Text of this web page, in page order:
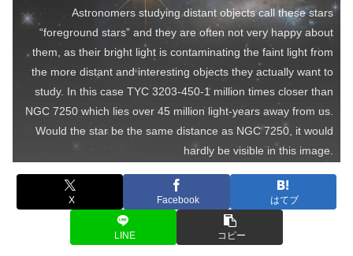
Astronomers studying distant objects call these stars
“foreground stars” and they are often not very happy about
them, as their bright light is contaminating the faint light from
the more distant and interesting objects they actually want to
study. In this case TYC 3203-450-1 million times closer than
NGC 7250 which lies over 45 million light-years away from us.
Would the star be the same distance as NGC 7250, it would
hardly be visible in this image.
X Facebook はてブ
LINE コピー